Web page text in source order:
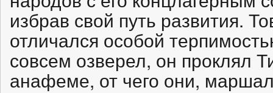
избрав свой путь развития.
отличался особой
совсем озверел, он проклял
анафеме, от чего они,